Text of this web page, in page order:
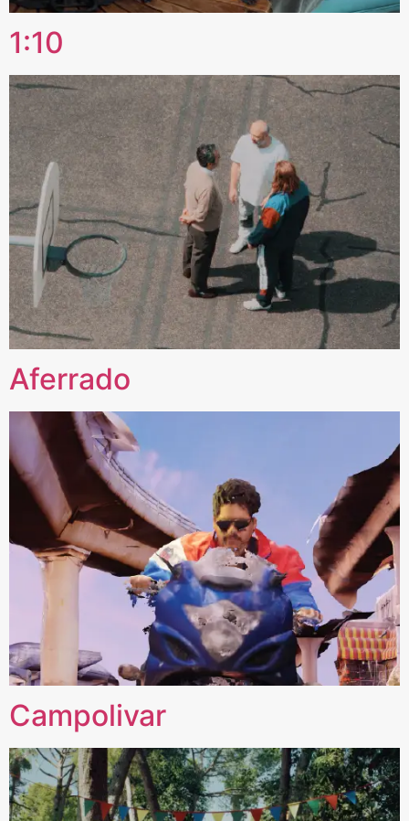
1:10
Aferrado
Campolivar